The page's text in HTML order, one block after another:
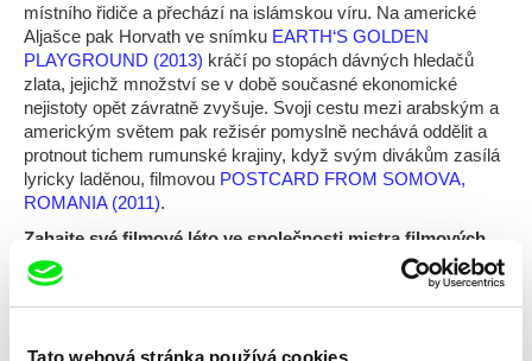
Tato webová stránka používá cookies
místního řidiče a přechází na islámskou víru. Na americké
Aljašce pak Horvath ve snímku EARTH‘S GOLDEN
PLAYGROUND (2013) kráčí po stopách dávných hledačů
zlata, jejichž množství se v době současné ekonomické
nejistoty opět závratně zvyšuje. Svoji cestu mezi arabským a
americkým světem pak režisér pomyslně nechává oddělit a
protnout tichem rumunské krajiny, když svým divákům zasílá
lyricky laděnou, filmovou POSTCARD FROM SOMOVA,
ROMANIA (2011).
Zahajte své filmové léto ve společnosti mistra filmových
převleků, hledače ticha i nekompromisní společenské
kritiky, Andrease Horvatha na